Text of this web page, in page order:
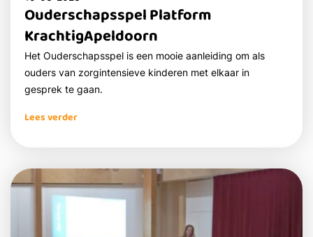
Ouderschapsspel Platform
KrachtigApeldoorn
Het Ouderschapsspel is een mooie aanleiding om als
ouders van zorgintensieve kinderen met elkaar in
gesprek te gaan.
Lees verder